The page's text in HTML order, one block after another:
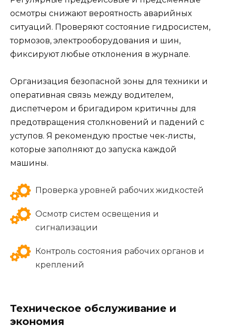
осмотры снижают вероятность аварийных
ситуаций. Проверяют состояние гидросистем,
тормозов, электрооборудования и шин,
фиксируют любые отклонения в журнале.
Организация безопасной зоны для техники и
оперативная связь между водителем,
диспетчером и бригадиром критичны для
предотвращения столкновений и падений с
уступов. Я рекомендую простые чек-листы,
которые заполняют до запуска каждой
машины.
Проверка уровней рабочих жидкостей
Осмотр систем освещения и
сигнализации
Контроль состояния рабочих органов и
креплений
Техническое обслуживание и
экономия